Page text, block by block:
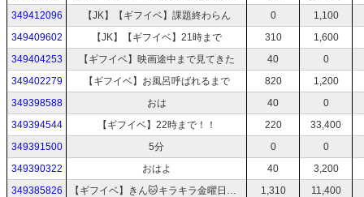
349412096
【JK】【ギフイベ】課題終わらん 0
1,100
349409602
【JK】【ギフイベ】21時まで 310
1,600
349404253
【ギフイベ】映画途中まで見てきた 40
0
349402279
【ギフイベ】お風呂呼ばれるまで 820
1,200
349398588
おは 40
0
349394544
【ギフイベ】22時まで！！ 220
33,400
349391500
5分 0
0
349390322
おはよ 40
3,200
349385826
【ギフイベ】きん🐱キラキラ金曜日！！！ 1,310
11,400